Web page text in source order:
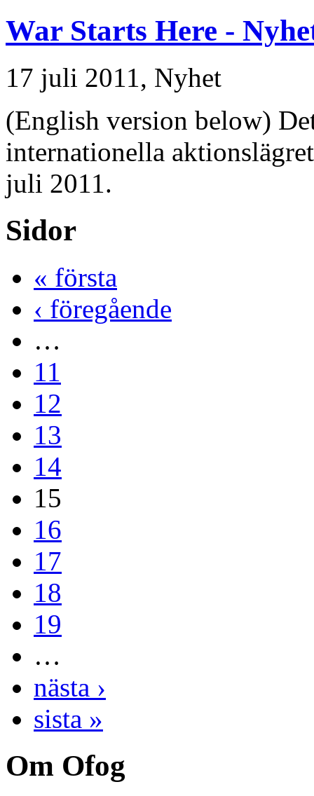
War Starts Here -
17 juli 2011, Nyhet
(English version below)
internationella
juli 2011.
Sidor
« första
‹ föregående
…
11
12
13
14
15
16
17
18
19
…
nästa ›
sista »
Om Ofog